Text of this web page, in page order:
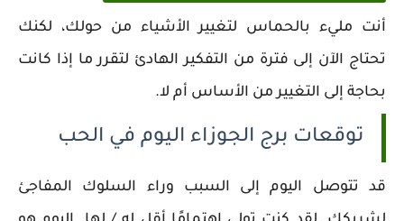
أنت مليء بالحماس لتغيير الأشياء من حولك، لكنك
تحتاج الآن إلى فترة من التفكير الهادئ لتقرر ما إذا كانت
بحاجة إلى التغيير من الأساس أم لا.
توقعات برج الجوزاء اليوم في الحب
قد تتوصل اليوم إلى السبب وراء السلوك المفاجئ